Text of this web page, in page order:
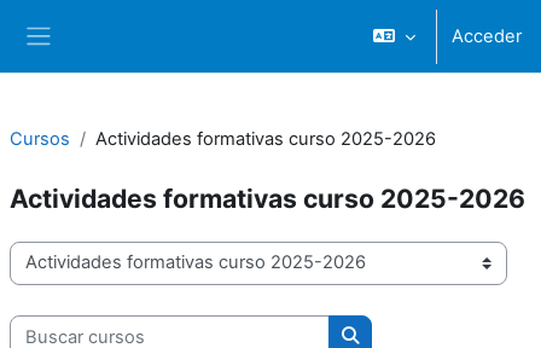
Acceder
Cursos Actividades formativas curso 2025-2026
Actividades formativas curso 2025-2026
Categorías de cursos
Buscar cursos